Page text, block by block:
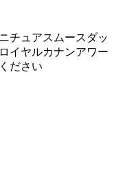
チュアスムースダッ
イヤルカナンアワー
ださい